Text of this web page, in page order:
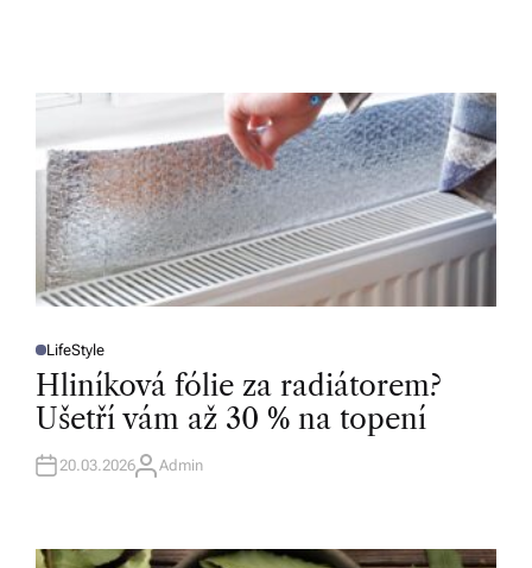
P
O
D
N
LifeStyle
Hliníková fólie za radiátorem?
Ušetří vám až 30 % na topení
20.03.2026A
R
Admin